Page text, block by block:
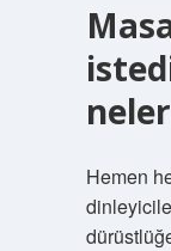
Hemen